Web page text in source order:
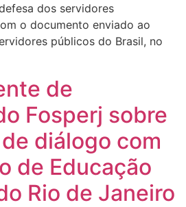
dos servidores
o documento enviado ao
públicos do Brasil, no
de
Fosperj sobre
diálogo com
de Educação
Rio de Janeiro